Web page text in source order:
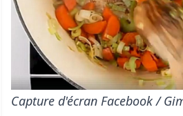
Capture d'écran Facebook /